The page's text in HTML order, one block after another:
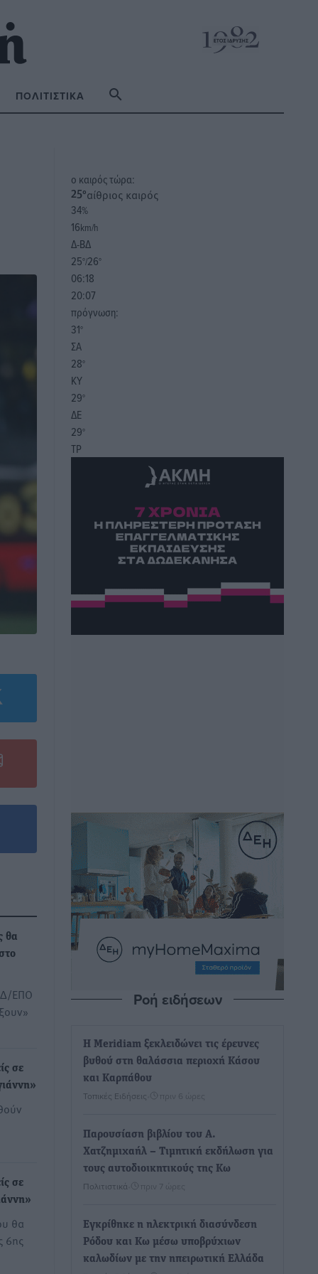
ΠΟΛΙΤΙΣΤΙΚΆ
θα
ΕΠΟ
σε
σε
θα
6ης
o καιρός τώρα:
25°αίθριος καιρός
34%
16km/h
Δ-ΒΔ
25°/26°
06:18
20:07
πρόγνωση:
31°
ΣΑ
28°
ΚΥ
29°
ΔΕ
29°
ΤΡ
Ροή ειδήσεων
Η Meridiam ξεκλειδώνει τις έρευνες
βυθού στη θαλάσσια περιοχή Κάσου
και Καρπάθου
Τοπικές Ειδήσεις πριν 6 ώρες
Παρουσίαση βιβλίου του Α.
Χατζημιχαήλ – Τιμητική εκδήλωση για
τους αυτοδιοικητικούς της Κω
Πολιτιστικά πριν 7 ώρες
Εγκρίθηκε η ηλεκτρική διασύνδεση
Ρόδου και Κω μέσω υποβρύχιων
καλωδίων με την ηπειρωτική Ελλάδα